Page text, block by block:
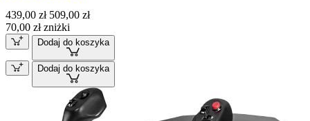
439,00 zł 509,00 zł
70,00 zł zniżki
Dodaj do koszyka
Dodaj do koszyka